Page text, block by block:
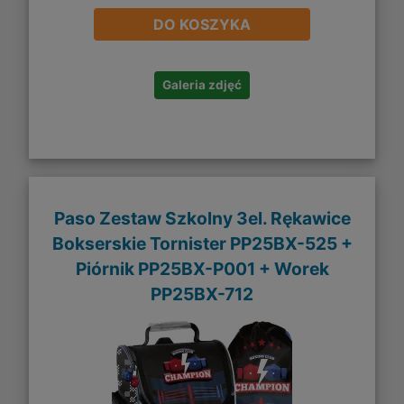
DO KOSZYKA
Galeria zdjęć
Paso Zestaw Szkolny 3el. Rękawice
Bokserskie Tornister PP25BX-525 +
Piórnik PP25BX-P001 + Worek
PP25BX-712